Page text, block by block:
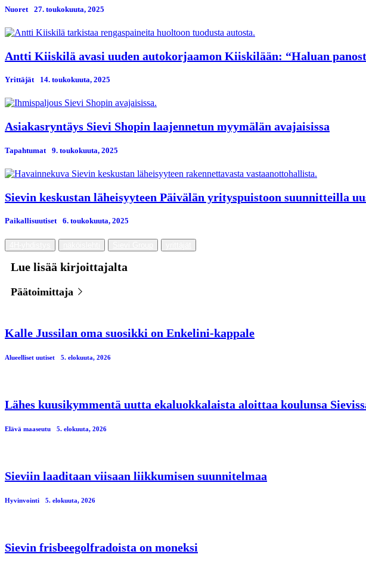
Nuoret 27. toukokuuta, 2025
Antti Kiiskilä avasi uuden autokorjaamon Kiiskilään: “Haluan
Yrittäjät 14. toukokuuta, 2025
Asiakasryntäys Sievi Shopin laajennetun myymälän avajaisissa
Tapahtumat 9. toukokuuta, 2025
Sievin keskustan läheisyyteen Päivälän yrityspuistoon suunnitteilla
Paikallisuutiset 6. toukokuuta, 2025
Lue lisää kirjoittajalta
Päätoimittaja
Kalle Jussilan oma suosikki on Enkelini-kappale
Alueelliset uutiset 5. elokuuta, 2026
Lähes kuusikymmentä uutta ekaluokkalaista aloittaa koulunsa
Elävä maaseutu 5. elokuuta, 2026
Sieviin laaditaan viisaan liikkumisen suunnitelmaa
Hyvinvointi 5. elokuuta, 2026
Sievin frisbeegolfradoista on moneksi